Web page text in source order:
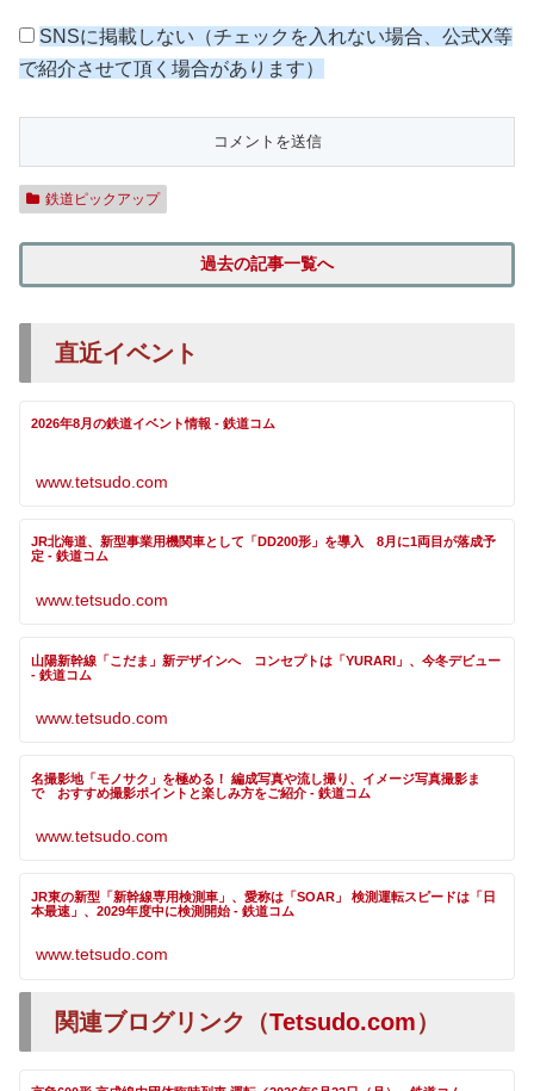
SNSに掲載しない（チェックを入れない場合、公式X等
で紹介させて頂く場合があります）
鉄道ピックアップ
過去の記事一覧へ
直近イベント
2026年8月の鉄道イベント情報 - 鉄道コム
www.tetsudo.com
JR北海道、新型事業用機関車として「DD200形」を導入 8月に1両目が落成予
定 - 鉄道コム
www.tetsudo.com
山陽新幹線「こだま」新デザインへ コンセプトは「YURARI」、今冬デビュー
- 鉄道コム
www.tetsudo.com
名撮影地「モノサク」を極める！ 編成写真や流し撮り、イメージ写真撮影ま
で おすすめ撮影ポイントと楽しみ方をご紹介 - 鉄道コム
www.tetsudo.com
JR東の新型「新幹線専用検測車」、愛称は「SOAR」 検測運転スピードは「日
本最速」、2029年度中に検測開始 - 鉄道コム
www.tetsudo.com
関連ブログリンク（Tetsudo.com）